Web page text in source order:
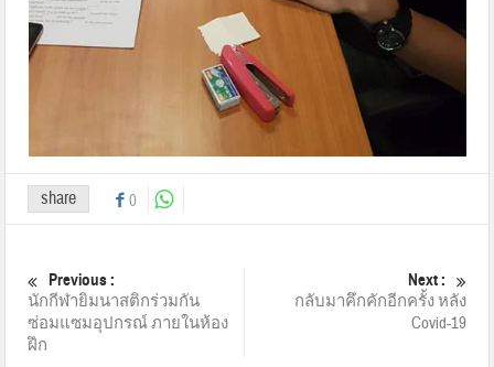
share 0
Previous :
นักกีฬายิมนาสติกร่วมกัน
ซ่อมแซมอุปกรณ์ ภายในห้อง
ฝึก
Next :
กลับมาคึกคักอีกครั้ง หลัง
Covid-19